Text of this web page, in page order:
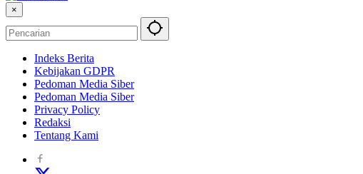
×
Indeks Berita
Kebijakan GDPR
Pedoman Media Siber
Pedoman Media Siber
Privacy Policy
Redaksi
Tentang Kami